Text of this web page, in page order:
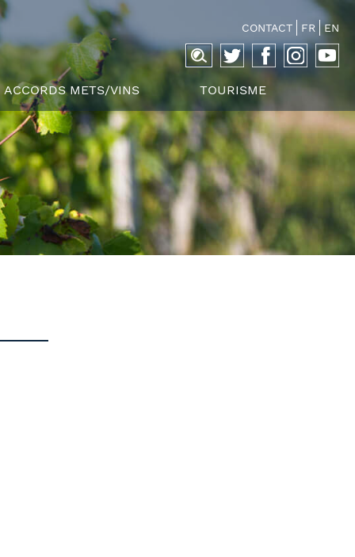
CONTACT FR
EN
Recherche
pour :
ACCORDS METS/VINS TOURISME